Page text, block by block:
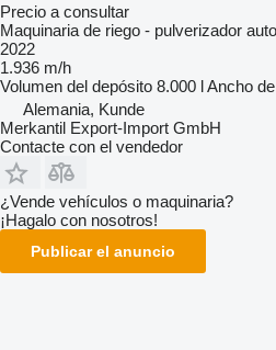
Precio a consultar
Maquinaria de riego - pulverizador
2022
1.936 m/h
Volumen del depósito 8.000 lAncho
Alemania, Kunde
Merkantil Export-Import GmbH
Contacte con el vendedor
¿Vende vehículos o maquinaria?
¡Hagalo con nosotros!
Publicar el anuncio